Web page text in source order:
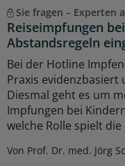
Sie fragen – Experten
Reiseimpfungen
Abstandsregeln
Bei der Hotline
Praxis
Diesmal geht es um
Impfungen bei
welche Rolle spielt
Von Prof. Dr. med. Jörg